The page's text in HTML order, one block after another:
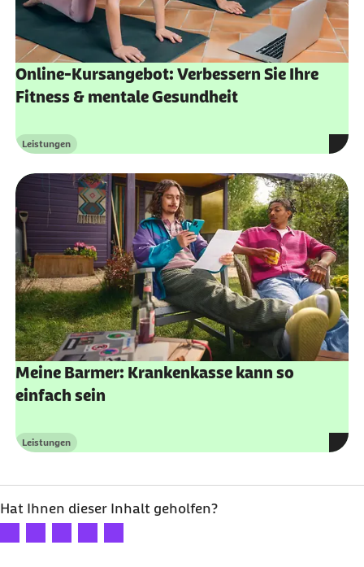
Online-Kursangebot: Verbessern Sie Ihre
Fitness & mentale Gesundheit
Kategorie
Leistungen
Meine Barmer: Krankenkasse kann so
einfach sein
Kategorie
Leistungen
Hat Ihnen dieser Inhalt geholfen?